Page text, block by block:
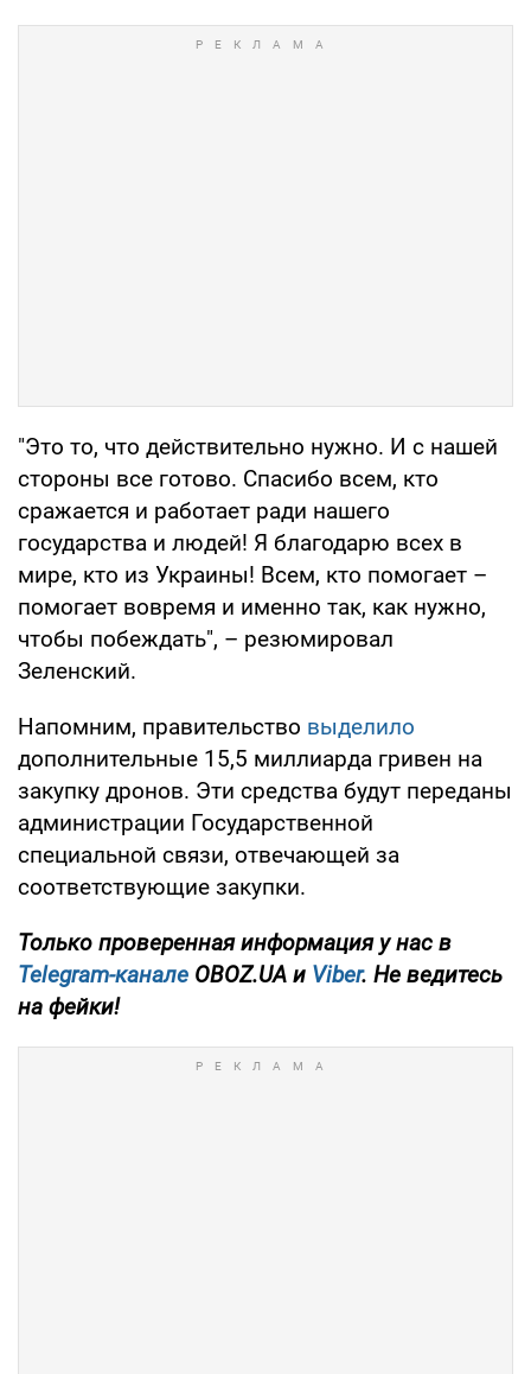
"Это то, что действительно нужно. И с нашей
стороны все готово. Спасибо всем, кто
сражается и работает ради нашего
государства и людей! Я благодарю всех в
мире, кто из Украины! Всем, кто помогает –
помогает вовремя и именно так, как нужно,
чтобы побеждать", – резюмировал
Зеленский.
Напомним, правительство выделило
дополнительные 15,5 миллиарда гривен на
закупку дронов. Эти средства будут переданы
администрации Государственной
специальной связи, отвечающей за
соответствующие закупки.
Только проверенная информация у нас в
Telegram-канале OBOZ.UA и Viber. Не ведитесь
на фейки!